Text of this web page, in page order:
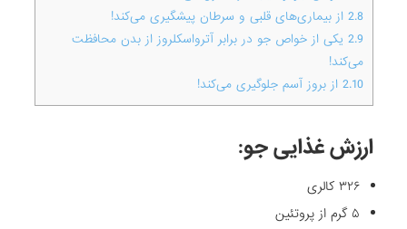
2.8 ‎از بیماری‌های قلبی و سرطان پیشگیری ‏می‌کند‎!
2.9 ‎یکی از خواص جو در برابر آترواسکلروز از بدن محافظت
می‌کند‎!
2.10 ‎از بروز آسم جلوگیری می‌کند‎!
ارزش غذایی جو:
۳۲۶ کالری
۵ گرم از پروتئین